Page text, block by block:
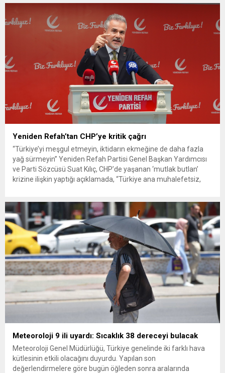
Yeniden Refah’tan CHP’ye kritik çağrı
“Türkiye’yi meşgul etmeyin, iktidarın ekmeğine de daha fazla
yağ sürmeyin” Yeniden Refah Partisi Genel Başkan Yardımcısı
ve Parti Sözcüsü Suat Kılıç, CHP’de yaşanan ‘mutlak butlan’
krizine ilişkin yaptığı açıklamada, “Türkiye ana muhalefetsiz,
olun. Türkiye’yi...
Meteoroloji 9 ili uyardı: Sıcaklık 38 dereceyi bulacak
Meteoroloji Genel Müdürlüğü, Türkiye genelinde iki farklı hava
kütlesinin etkili olacağını duyurdu. Yapılan son
değerlendirmelere göre bugün öğleden sonra aralarında